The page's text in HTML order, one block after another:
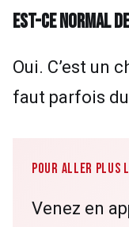
EST-CE NORMAL
Oui. C’est un
faut parfois du
POUR ALLER PLUS
Venez en